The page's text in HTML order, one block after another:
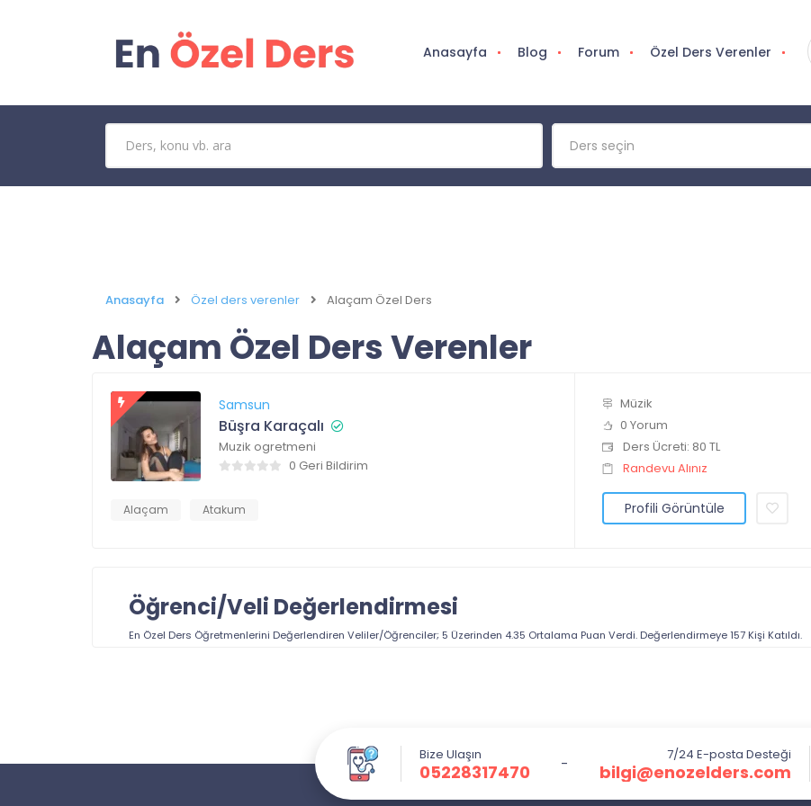
Anasayfa Blog Forum Özel Ders Verenler
Ders seçin
Anasayfa Özel ders verenler Alaçam Özel Ders
Alaçam Özel Ders Verenler
Samsun
Büşra Karaçalı
Muzik ogretmeni
0 Geri Bildirim
Alaçam Atakum
Müzik
0 Yorum
Ders Ücreti: 80 TL
Randevu Alınız
Profili Görüntüle
Öğrenci/Veli Değerlendirmesi
En Özel Ders Öğretmenlerini Değerlendiren Veliler/Öğrenciler; 5 Üzerinden 4.35 Ortalama Puan Verdi. Değerlendirmeye157 Kişi Katıldı.
Bize Ulaşın
05228317470
7/24 E-posta Desteği
bilgi@enozelders.com
-